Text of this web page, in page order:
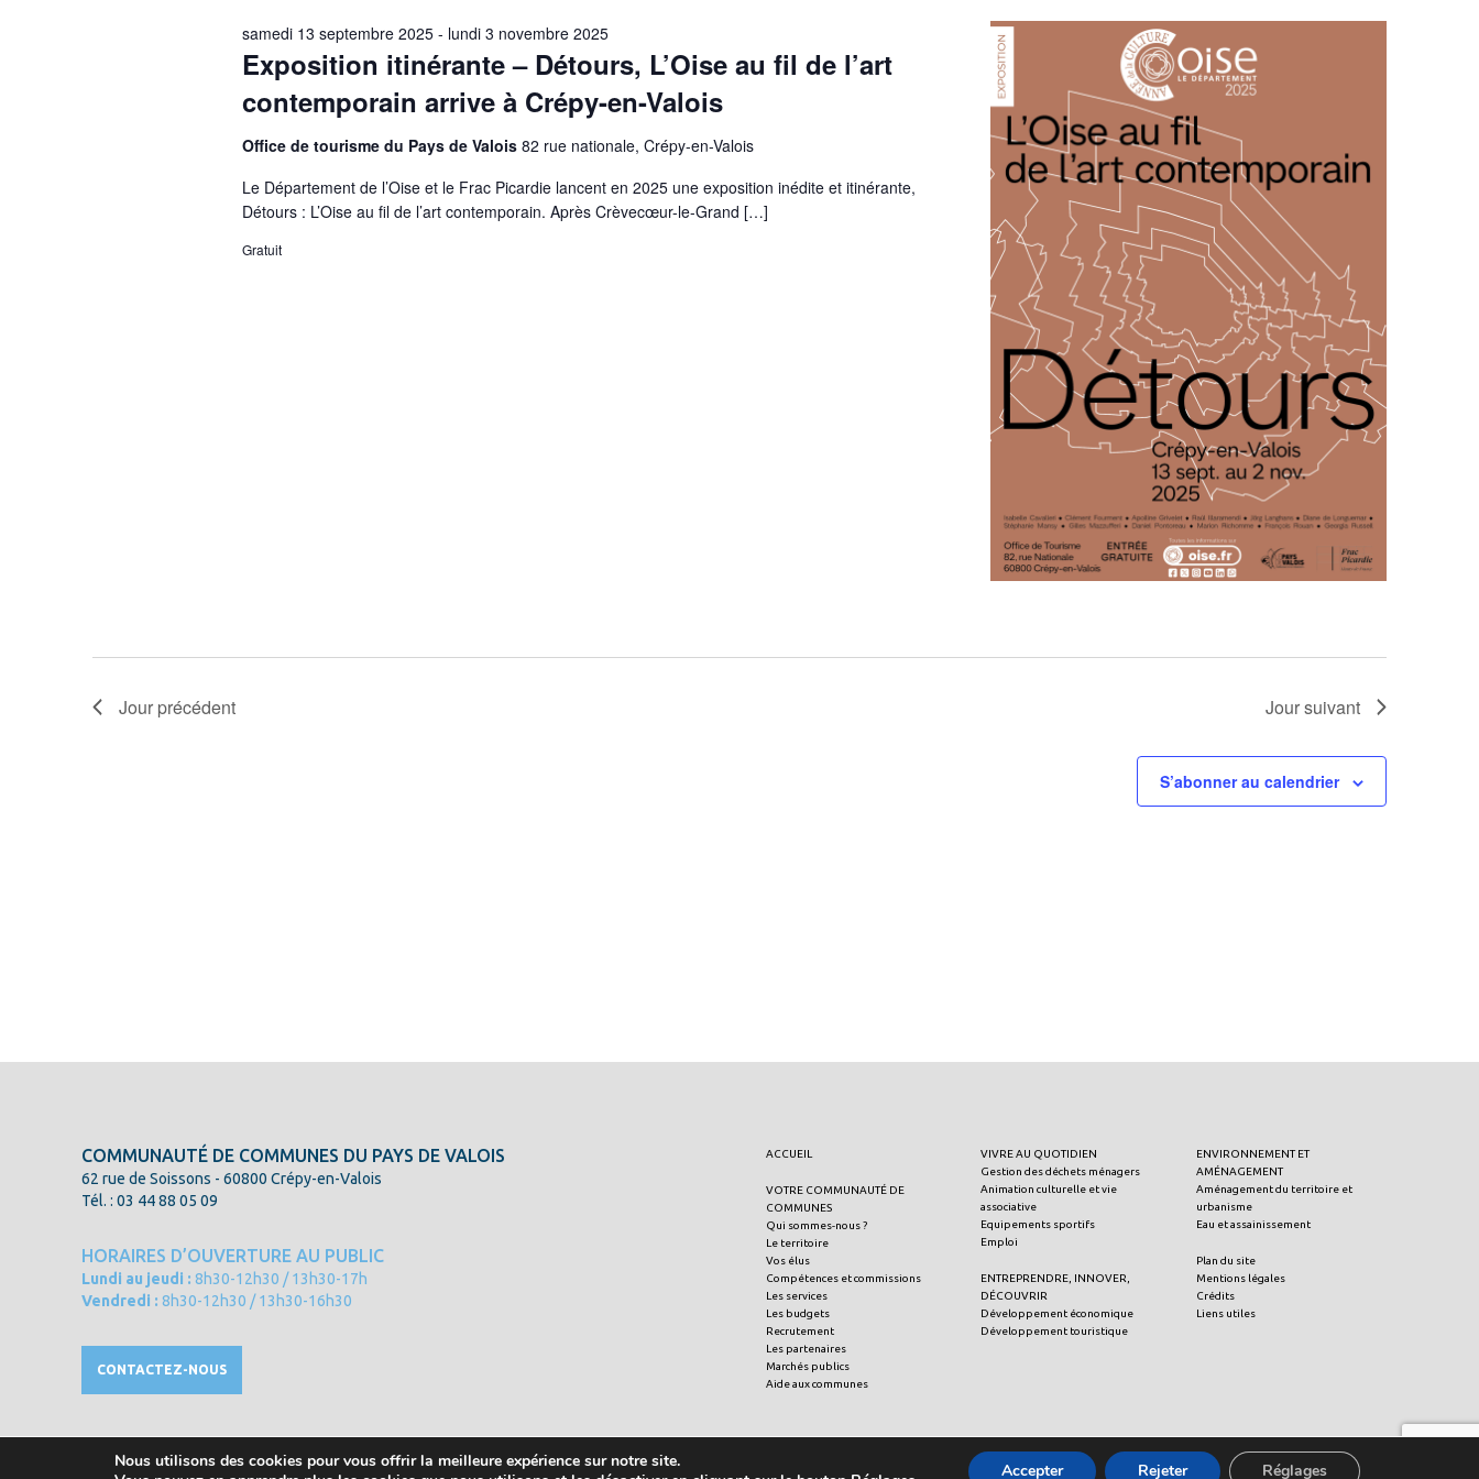
Exposition itinérante – Détours, L’Oise au fil de l’art
contemporain arrive à Crépy-en-Valois
samedi 13 septembre 2025- lundi 3 novembre 2025
Office de tourisme du Pays de Valois 82 rue nationale, Crépy-en-Valois
Le Département de l’Oise et le Frac Picardie lancent en 2025 une exposition inédite et itinérante,
Détours : L’Oise au fil de l’art contemporain. Après Crèvecœur-le-Grand […]
Gratuit
Jour précédent Jour suivant
S’abonner au calendrier
COMMUNAUTÉ DE COMMUNES DU PAYS DE VALOIS
62 rue de Soissons - 60800 Crépy-en-Valois
Tél. : 03 44 88 05 09
HORAIRES D’OUVERTURE AU PUBLIC
Lundi au jeudi : 8h30-12h30 / 13h30-17h
Vendredi : 8h30-12h30 / 13h30-16h30
CONTACTEZ-NOUS
ACCUEIL
VOTRE COMMUNAUTÉ DE
COMMUNES
Qui sommes-nous ?
Le territoire
Vos élus
Compétences et commissions
Les services
Les budgets
Recrutement
Les partenaires
Marchés publics
Aide aux communes
VIVRE AU QUOTIDIEN
Gestion des déchets ménagers
Animation culturelle et vie
associative
Equipements sportifs
Emploi
ENTREPRENDRE, INNOVER,
DÉCOUVRIR
Développement économique
Développement touristique
ENVIRONNEMENT ET
AMÉNAGEMENT
Aménagement du territoire et
urbanisme
Eau et assainissement
Plan du site
Mentions légales
Crédits
Liens utiles
© 2021 Communauté de Communes du Pays de Valois - Tous droits réservés.
Nous utilisons des cookies pour vous offrir la meilleure expérience sur notre site.
Accepter Rejeter Réglages